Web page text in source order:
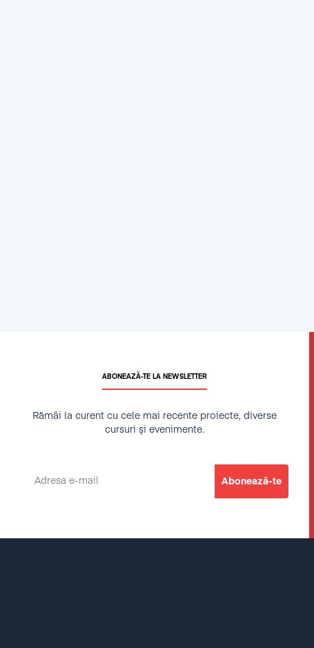
ABONEAZĂ-TE LA NEWSLETTER
Rămâi la curent cu cele mai recente proiecte, diverse
cursuri și evenimente.